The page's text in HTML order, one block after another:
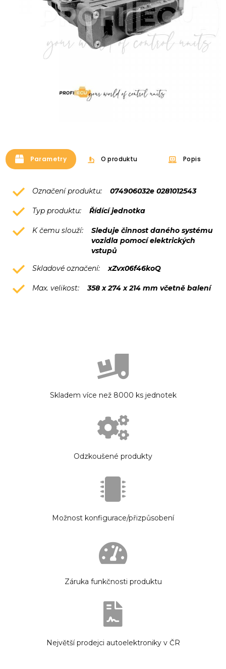
Parametry O produktu Popis
Označení produktu: 074906032e 0281012543
Typ produktu: Řídící jednotka
K čemu slouží:
Sleduje činnost daného systému
vozidla pomocí elektrických
vstupů
Skladové označení:
xZvx06f46koQ
Max. velikost: 358 x 274 x 214 mm včetně balení
Skladem více než 8000 ks jednotek
Odzkoušené produkty
Možnost konfigurace/přizpůsobení
Záruka funkčnosti produktu
Největší prodejci autoelektroniky v ČR